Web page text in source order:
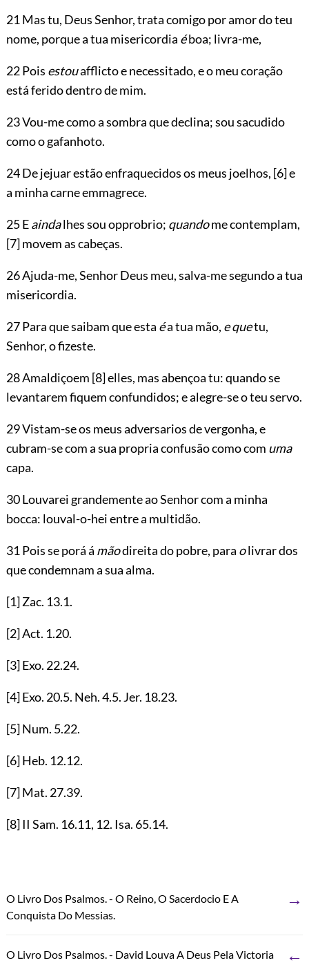
21 Mas tu, Deus Senhor, trata comigo por amor do teu
nome, porque a tua misericordia éboa; livra-me,
22 Pois estouafflicto e necessitado, e o meu coração
está ferido dentro de mim.
23 Vou-me como a sombra que declina; sou sacudido
como o gafanhoto.
24 De jejuar estão enfraquecidos os meus joelhos, [6]e
a minha carne emmagrece.
25 Eaindalhes sou opprobrio; quandome contemplam,
[7]movem as cabeças.
26 Ajuda-me, Senhor Deus meu, salva-me segundo a tua
misericordia.
27 Para que saibam que esta éa tua mão, e quetu,
Senhor, o fizeste.
28 Amaldiçoem [8]elles, mas abençoa tu: quando se
levantarem fiquem confundidos; e alegre-se o teu servo.
29 Vistam-se os meus adversarios de vergonha, e
cubram-se com a sua propria confusão como com uma
capa.
30 Louvarei grandemente ao Senhor com a minha
bocca: louval-o-hei entre a multidão.
31 Pois se porá á mãodireita do pobre, para olivrar dos
que condemnam a sua alma.
[1]Zac. 13.1.
[2]Act. 1.20.
[3]Exo. 22.24.
[4]Exo. 20.5. Neh.4.5. Jer. 18.23.
[5]Num. 5.22.
[6]Heb. 12.12.
[7]Mat. 27.39.
[8]II Sam. 16.11, 12. Isa. 65.14.
O Livro Dos Psalmos. - O Reino, O Sacerdocio E A
Conquista Do Messias.
→
O Livro Dos Psalmos. - David Louva A Deus Pela Victoria
←